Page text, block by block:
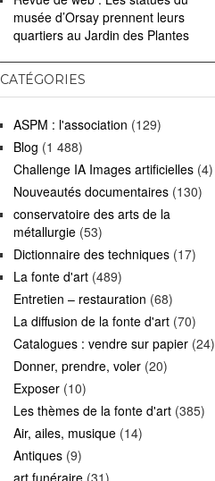
musée d’Orsay prennent leurs
quartiers au Jardin des Plantes
CATÉGORIES
ASPM : l'association (129)
Blog (1 488)
Challenge IA Images artificielles (4)
Nouveautés documentaires (130)
conservatoire des arts de la
métallurgie (53)
Dictionnaire des techniques (17)
La fonte d'art (489)
Entretien – restauration (68)
La diffusion de la fonte d'art (70)
Catalogues : vendre sur papier (24)
Donner, prendre, voler (20)
Exposer (10)
Les thèmes de la fonte d'art (385)
Air, ailes, musique (14)
Antiques (9)
art funéraire (31)